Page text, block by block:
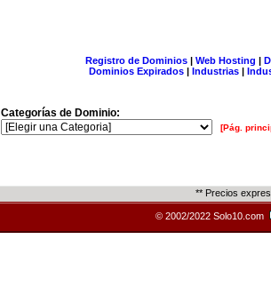
Registro de Dominios| Web Hosting |
Dominios Expirados | Industrias |
Categorías de Dominio:
[Pág.
** Precios
© 2002/2022 Solo10.com